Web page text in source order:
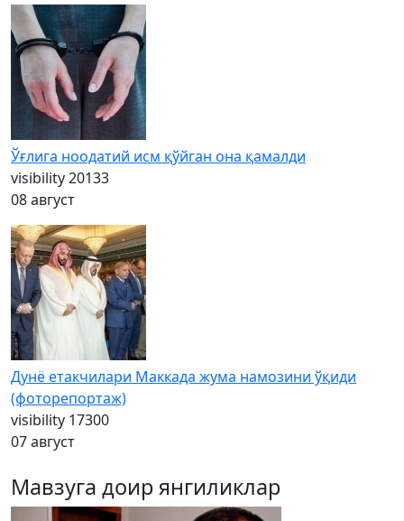
Ўғлига ноодатий исм қўйган она қамалди
visibility20133
08 август
Дунё етакчилари Маккада жума намозини ўқиди
(фоторепортаж)
visibility 17300
07 август
Мавзуга доир янгиликлар